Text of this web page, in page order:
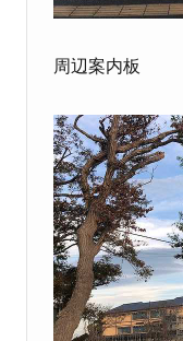
周辺案内板